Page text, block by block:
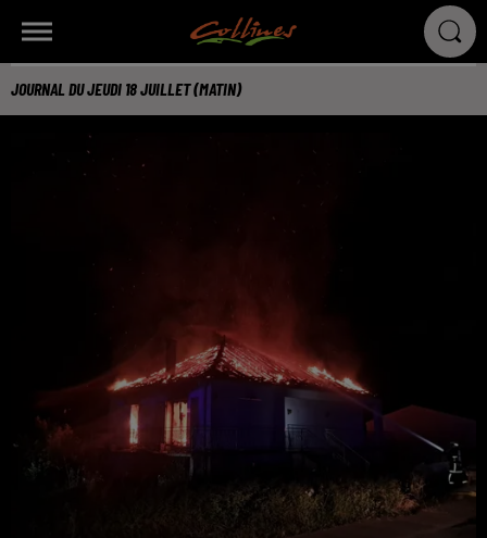
JOURNAL DU JEUDI 18 JUILLET (MATIN)